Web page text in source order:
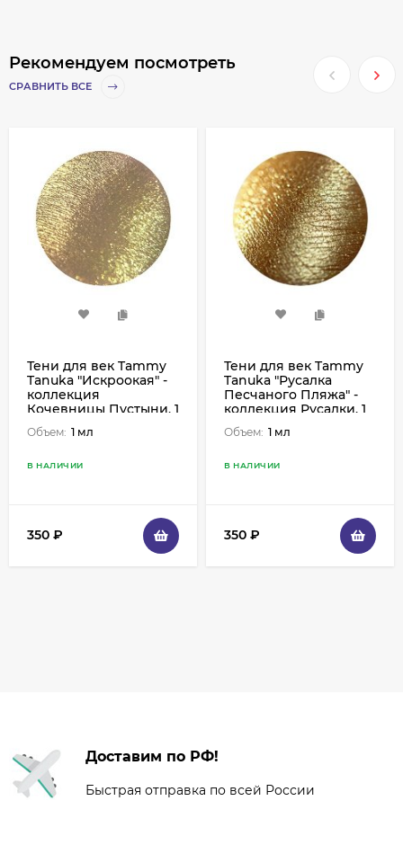
Рекомендуем посмотреть
СРАВНИТЬ ВСЕ
Тени для век Tammy
Tanuka "Искроокая" -
коллекция
Кочевницы Пустыни, 1
мл
Объем: 1 мл
В НАЛИЧИИ
350 ₽
Тени для век Tammy
Tanuka "Русалка
Песчаного Пляжа" -
коллекция Русалки, 1
мл
Объем: 1 мл
В НАЛИЧИИ
350 ₽
Доставим по РФ!
Быстрая отправка по всей России